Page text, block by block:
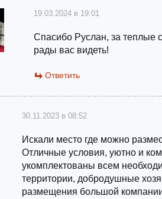
19.03.2024 в 19:01
Спасибо Руслан, за теплые
рады вас видеть!
Ответить
30.11.2023 в 08:52
Искали место где можно
Отличные условия, уютно и
укомплектованы всем
территории, добродушные
размещения большой